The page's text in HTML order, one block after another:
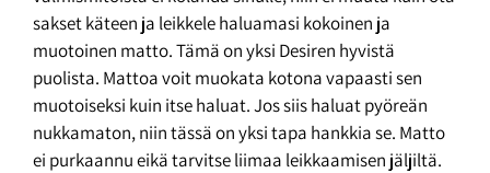
sakset käteen ja leikkele haluamasi kokoinen ja
muotoinen matto. Tämä on yksi Desiren hyvistä
puolista. Mattoa voit muokata kotona vapaasti sen
muotoiseksi kuin itse haluat. Jos siis haluat pyöreän
nukkamaton, niin tässä on yksi tapa hankkia se. Matto
ei purkaannu eikä tarvitse liimaa leikkaamisen jäljiltä.